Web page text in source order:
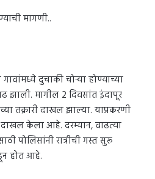
मागणी..
दुचाकी चोऱ्या होण्याच्या
झाली. मागील 2 दिवसांत इंदापूर
तक्रारी दाखल झाल्या. याप्रकरणी
केला आहे. दरम्यान, वाढत्या
पोलिसांनी रात्रीची गस्त सुरू
होत आहे.